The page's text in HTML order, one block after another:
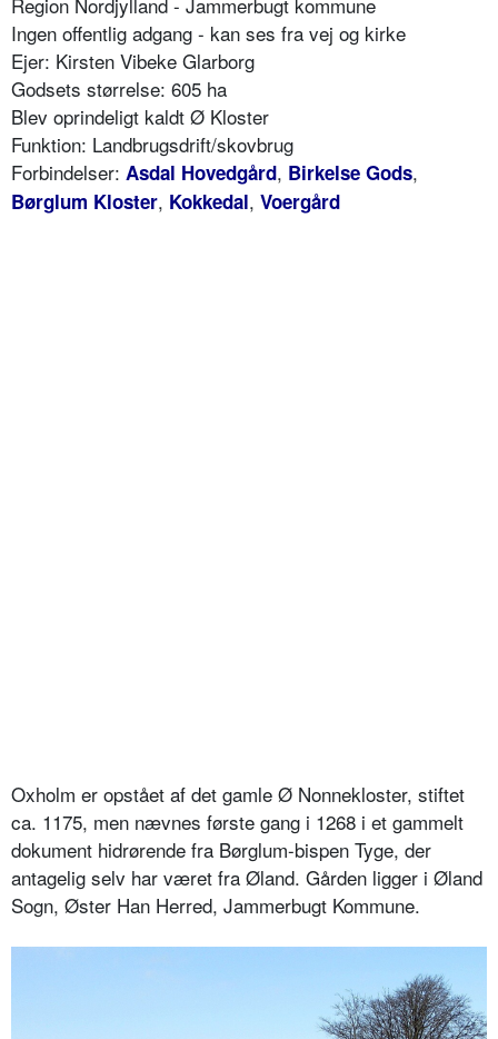
Ingen offentlig adgang - kan ses fra vej og kirke
Ejer: Kirsten Vibeke Glarborg
Godsets størrelse: 605 ha
Blev oprindeligt kaldt Ø Kloster
Funktion: Landbrugsdrift/skovbrug
Forbindelser: Asdal Hovedgård, Birkelse Gods,
Børglum Kloster, Kokkedal, Voergård
Oxholm er opstået af det gamle Ø Nonnekloster, stiftet
ca. 1175, men nævnes første gang i 1268 i et gammelt
dokument hidrørende fra Børglum-bispen Tyge, der
antagelig selv har været fra Øland. Gården ligger i Øland
Sogn, Øster Han Herred, Jammerbugt Kommune.